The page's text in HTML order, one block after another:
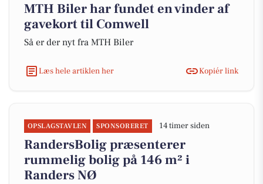
MTH Biler har fundet en vinder af
gavekort til Comwell
Så er der nyt fra MTH Biler
Læs hele artiklen her Kopiér link
OPSLAGSTAVLEN SPONSORERET 14 timer siden
RandersBolig præsenterer
rummelig bolig på 146 m² i
Randers NØ